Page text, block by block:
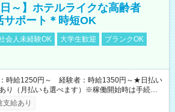
～】ホテルライクな高齢者
サポート＊時短OK
会人未経験OK 大学生歓迎
ブランクOK
時給1250円～ 経験者：時給1350円～★日払い
り（月払いも選べます）※稼働開始時は手続き完
いとなります。
支給あり